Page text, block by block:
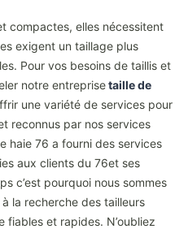
compactes, elles nécessitent
exigent un taillage plus
Pour vos besoins de taillis et
notre entreprisetaille de
une variété de services pour
reconnus par nos services
haie 76 a fourni des services
aux clients du 76et ses
c’est pourquoi nous sommes
la recherche des tailleurs
fiables et rapides. N’oubliez